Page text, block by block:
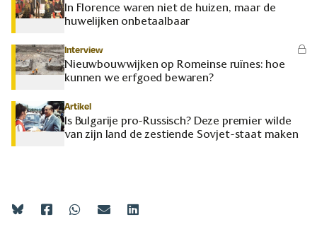
In Florence waren niet de huizen, maar de
huwelijken onbetaalbaar
Interview
Nieuwbouwwijken op Romeinse ruïnes: hoe
kunnen we erfgoed bewaren?
Artikel
Is Bulgarije pro-Russisch? Deze premier wilde
van zijn land de zestiende Sovjet-staat maken